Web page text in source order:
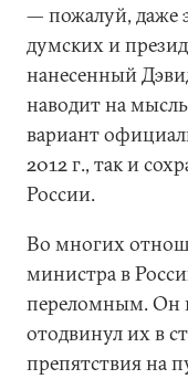
— пожалуй, даже
думских и
нанесенный
наводит на
вариант
2012 г., так и
России.
Во многих
министра в
переломным. Он
отодвинул их в
препятствия на